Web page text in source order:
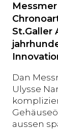
St.Galler
Dan
Ulysse
aussen